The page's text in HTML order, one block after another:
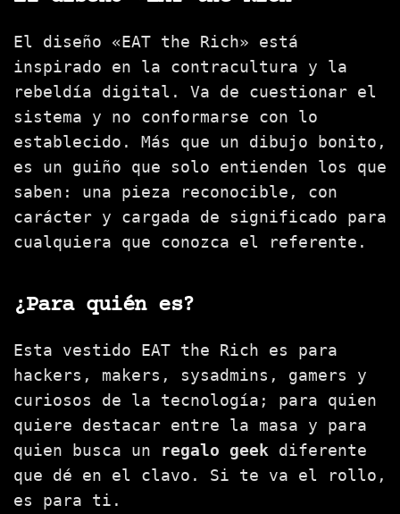
El diseño «EAT the Rich» está
inspirado en la contracultura y la
rebeldía digital. Va de cuestionar el
sistema y no conformarse con lo
establecido. Más que un dibujo bonito,
es un guiño que solo entienden los que
saben: una pieza reconocible, con
carácter y cargada de significado para
cualquiera que conozca el referente.
¿Para quién es?
Esta vestido EAT the Rich es para
hackers, makers, sysadmins, gamers y
curiosos de la tecnología; para quien
quiere destacar entre la masa y para
quien busca un regalo geek diferente
que dé en el clavo. Si te va el rollo,
es para ti.